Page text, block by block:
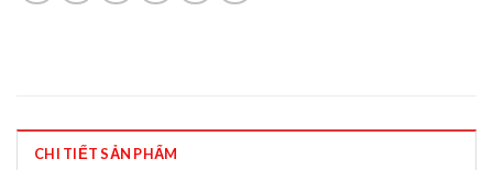
CHI TIẾT SẢN PHẨM